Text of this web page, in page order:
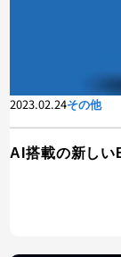
2023.02.24その他
AI搭載の新し